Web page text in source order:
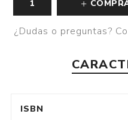
¿Dudas o preguntas?
ISBN